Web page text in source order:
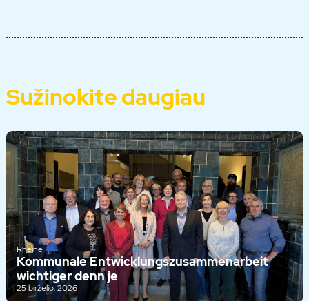
Sužinokite daugiau
Rheine
Kommunale Entwicklungszusammenarbeit
wichtiger denn je
25 birželio, 2026